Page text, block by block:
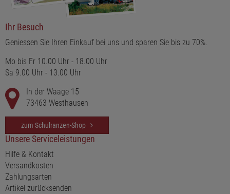
Ihr Besuch
Geniessen Sie Ihren Einkauf bei uns und sparen Sie bis zu 70%.
Mo bis Fr 10.00 Uhr - 18.00 Uhr
Sa 9.00 Uhr - 13.00 Uhr
In der Waage 15
73463 Westhausen
zum Schulranzen-Shop
Unsere Serviceleistungen
Hilfe & Kontakt
Versandkosten
Zahlungsarten
Artikel zurücksenden